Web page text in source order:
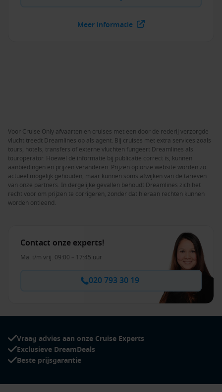
Meer informatie
Voor Cruise Only afvaarten en cruises met een door de rederij verzorgde
vlucht treedt Dreamlines op als agent. Bij cruises met extra services zoals
tours, hotels, transfers of externe vluchten fungeert Dreamlines als
touroperator. Hoewel de informatie bij publicatie correct is, kunnen
aanbiedingen en prijzen veranderen. Prijzen op onze website worden zo
actueel mogelijk gehouden, maar kunnen soms afwijken van de tarieven
van onze partners. In dergelijke gevallen behoudt Dreamlines zich het
recht voor om prijzen te corrigeren, zonder dat hieraan rechten kunnen
worden ontleend.
Contact onze experts!
Ma. t/m vrij. 09:00 – 17:45 uur
020 793 30 19
Vraag advies aan onze Cruise Experts
Exclusieve DreamDeals
Beste prijsgarantie